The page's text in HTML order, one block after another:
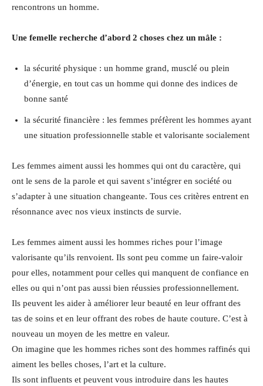
rencontrons un homme.
Une femelle recherche d’abord 2 choses chez un mâle :
la sécurité physique : un homme grand, musclé ou plein
d’énergie, en tout cas un homme qui donne des indices de
bonne santé
la sécurité financière : les femmes préfèrent les hommes ayant
une situation professionnelle stable et valorisante socialement
Les femmes aiment aussi les hommes qui ont du caractère, qui
ont le sens de la parole et qui savent s’intégrer en société ou
s’adapter à une situation changeante. Tous ces critères entrent en
résonnance avec nos vieux instincts de survie.
Les femmes aiment aussi les hommes riches pour l’image
valorisante qu’ils renvoient. Ils sont peu comme un faire-valoir
pour elles, notamment pour celles qui manquent de confiance en
elles ou qui n’ont pas aussi bien réussies professionnellement.
Ils peuvent les aider à améliorer leur beauté en leur offrant des
tas de soins et en leur offrant des robes de haute couture. C’est à
nouveau un moyen de les mettre en valeur.
On imagine que les hommes riches sont des hommes raffinés qui
aiment les belles choses, l’art et la culture.
Ils sont influents et peuvent vous introduire dans les hautes